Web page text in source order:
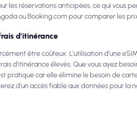
les réservations anticipées, ce qui vous
ou Booking.com pour comparer les
d'itinérance
être coûteux. L’utilisation d’une
d’itinérance élevés. Que vous ayez
pratique car elle élimine le besoin de
d'un accès fiable aux données pour